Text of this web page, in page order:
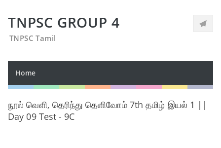
TNPSC GROUP 4
TNPSC Tamil
Home
நூல் வெளி, தெரிந்து தெளிவோம் 7th தமிழ் இயல் 1 ||
Day 09 Test - 9C